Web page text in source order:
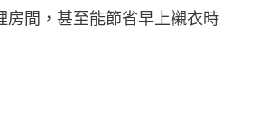
間，甚至能節省早上襯衣時